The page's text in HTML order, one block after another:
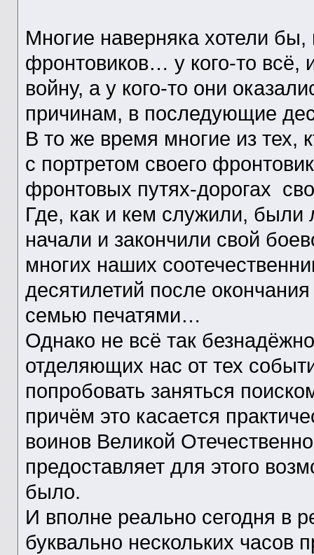
Многие наверняка хотели бы,
фронтовиков… у кого-то всё,
войну, а у кого-то они
причинам, в последующие
В то же время многие из тех,
с портретом своего
фронтовых путях-дорогах
Где, как и кем служили, были
начали и закончили свой
многих наших
десятилетий после
семью печатями…
Однако не всё так
отделяющих нас от тех
попробовать заняться
причём это касается
воинов Великой
предоставляет для этого
было.
И вполне реально сегодня в
буквально нескольких часов